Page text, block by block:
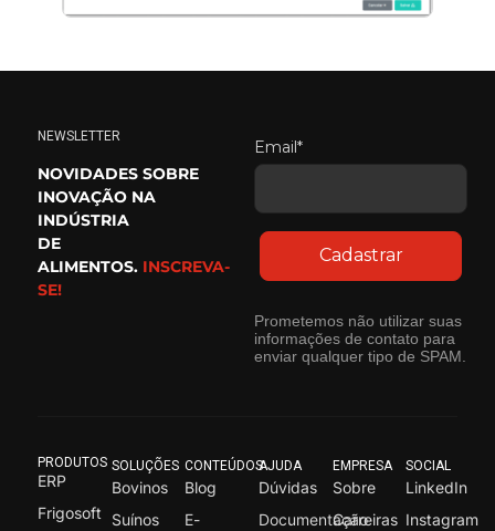
NEWSLETTER
NOVIDADES SOBRE
INOVAÇÃO NA
INDÚSTRIA
DE
ALIMENTOS. INSCREVA-
SE!
Email*
Cadastrar
Prometemos não utilizar suas
informações de contato para
enviar qualquer tipo de SPAM.
PRODUTOS
ERP
Frigosoft
SOLUÇÕES
Bovinos
Suínos
CONTEÚDOS
Blog
E-
AJUDA
Dúvidas
Documentação
EMPRESA
Sobre
Carreiras
SOCIAL
LinkedIn
Instagram